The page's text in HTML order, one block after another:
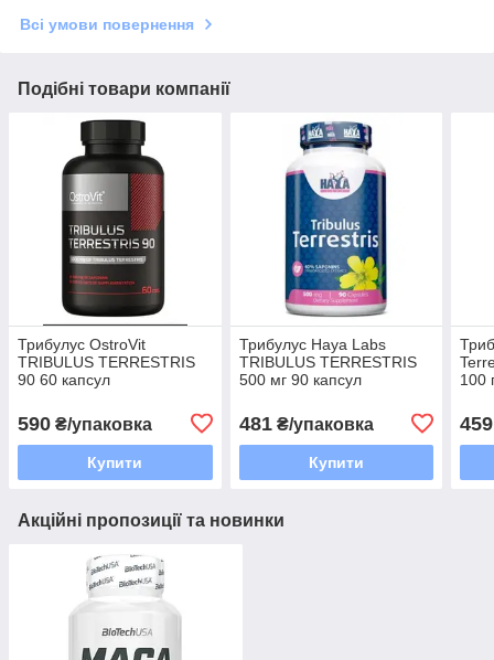
Всі умови повернення
Подібні товари компанії
Трибулус OstroVit
TRIBULUS TERRESTRIS
90 60 капсул
590 ₴/упаковка
Купити
Трибулус Haya Labs
TRIBULUS TERRESTRIS
500 мг 90 капсул
481₴/упаковка
Купити
100
459
Акційні пропозиції та новинки